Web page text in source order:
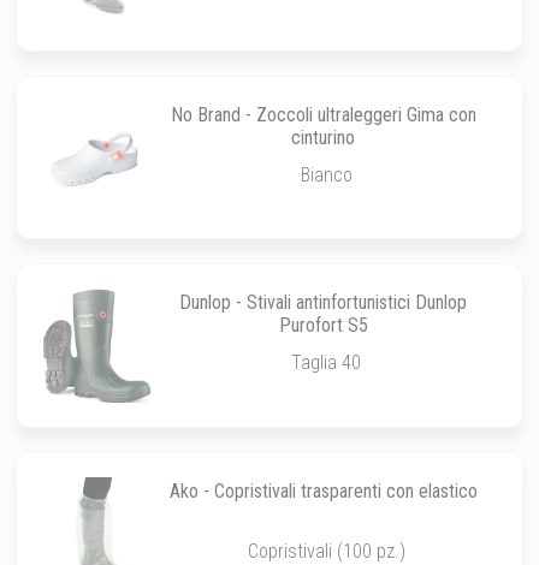
No Brand - Zoccoli ultraleggeri Gima con
cinturino
Bianco
Dunlop - Stivali antinfortunistici Dunlop
Purofort S5
Taglia 40
Ako - Copristivali trasparenti con elastico
Copristivali (100 pz.)